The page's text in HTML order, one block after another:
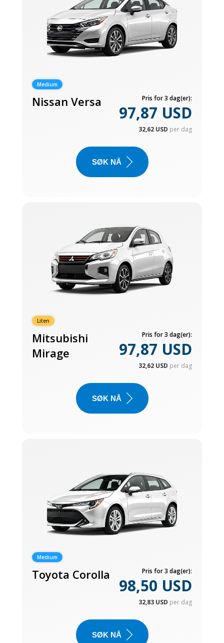
Medium
Nissan Versa Pris for 3 dag(er):
97,87 USD
32,62 USD per dag
SØK NÅ
Liten
Mitsubishi
Mirage
Pris for 3 dag(er):
97,87 USD
32,62 USD per dag
SØK NÅ
Medium
Toyota Corolla Pris for 3 dag(er):
98,50 USD
32,83 USD per dag
SØK NÅ